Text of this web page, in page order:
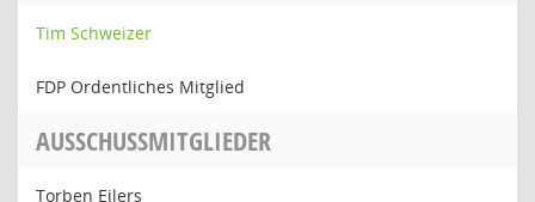
Tim Schweizer
FDP Ordentliches Mitglied
AUSSCHUSSMITGLIEDER
Torben Eilers